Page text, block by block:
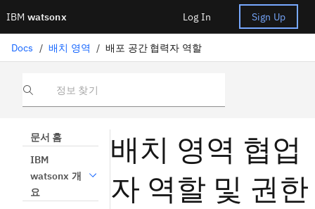
IBM watsonx Log In Sign Up
Docs / 배치 영역 / 배포 공간 협력자 역할
정보 찾기
문서 홈
IBM
watsonx 개
요
배치 영역 협업
자 역할 및 권한